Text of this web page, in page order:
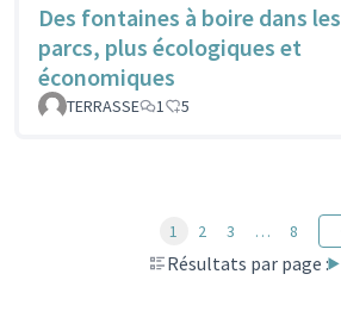
Des fontaines à boire dans les
parcs, plus écologiques et
économiques
TERRASSE 1 5
Résultats par page :
1 2 3 … 8